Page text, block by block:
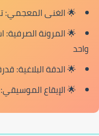
🌟الغنى المعجمي:
🌟المرونة الصرفية:
واحد
🌟الدقة البلاغية:
🌟الإيقاع الموسيقي: